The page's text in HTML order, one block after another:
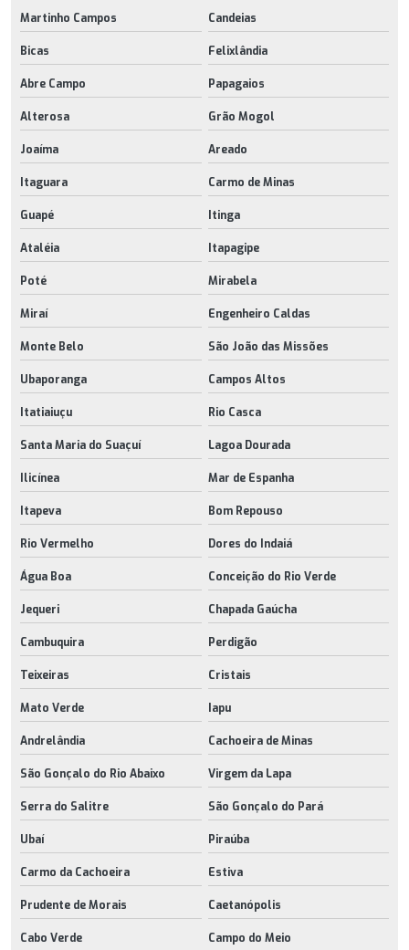
Martinho Campos Candeias
Bicas Felixlândia
Abre Campo Papagaios
Alterosa Grão Mogol
Joaíma Areado
Itaguara Carmo de Minas
Guapé Itinga
Ataléia Itapagipe
Poté Mirabela
Miraí Engenheiro Caldas
Monte Belo São João das Missões
Ubaporanga Campos Altos
Itatiaiuçu Rio Casca
Santa Maria do Suaçuí Lagoa Dourada
Ilicínea Mar de Espanha
Itapeva Bom Repouso
Rio Vermelho Dores do Indaiá
Água Boa Conceição do Rio Verde
Jequeri Chapada Gaúcha
Cambuquira Perdigão
Teixeiras Cristais
Mato Verde Iapu
Andrelândia Cachoeira de Minas
São Gonçalo do Rio Abaixo Virgem da Lapa
Serra do Salitre São Gonçalo do Pará
Ubaí Piraúba
Carmo da Cachoeira Estiva
Prudente de Morais Caetanópolis
Cabo Verde Campo do Meio